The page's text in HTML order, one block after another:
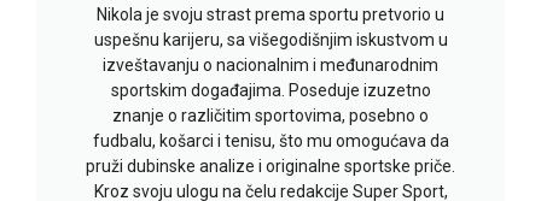
Nikola je svoju strast prema sportu pretvorio u
uspešnu karijeru, sa višegodišnjim iskustvom u
izveštavanju o nacionalnim i međunarodnim
sportskim događajima. Poseduje izuzetno
znanje o različitim sportovima, posebno o
fudbalu, košarci i tenisu, što mu omogućava da
pruži dubinske analize i originalne sportske priče.
Kroz svoju ulogu na čelu redakcije Super Sport,